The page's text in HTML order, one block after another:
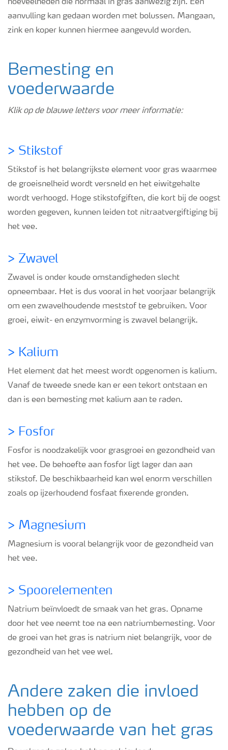
hoeveelheden die normaal in gras aanwezig zijn. Een
aanvulling kan gedaan worden met bolussen. Mangaan,
zink en koper kunnen hiermee aangevuld worden.
Bemesting en
voederwaarde
Klik op de blauwe letters voor meer informatie:
> Stikstof
Stikstof is het belangrijkste element voor gras waarmee
de groeisnelheid wordt versneld en het eiwitgehalte
wordt verhoogd. Hoge stikstofgiften, die kort bij de oogst
worden gegeven, kunnen leiden tot nitraatvergiftiging bij
het vee.
> Zwavel
Zwavel is onder koude omstandigheden slecht
opneembaar. Het is dus vooral in het voorjaar belangrijk
om een zwavelhoudende meststof te gebruiken. Voor
groei, eiwit- en enzymvorming is zwavel belangrijk.
> Kalium
Het element dat het meest wordt opgenomen is kalium.
Vanaf de tweede snede kan er een tekort ontstaan en
dan is een bemesting met kalium aan te raden.
> Fosfor
Fosfor is noodzakelijk voor grasgroei en gezondheid van
het vee. De behoefte aan fosfor ligt lager dan aan
stikstof. De beschikbaarheid kan wel enorm verschillen
zoals op ijzerhoudend fosfaat fixerende gronden.
> Magnesium
Magnesium is vooral belangrijk voor de gezondheid van
het vee.
> Spoorelementen
Natrium beïnvloedt de smaak van het gras. Opname
door het vee neemt toe na een natriumbemesting. Voor
de groei van het gras is natrium niet belangrijk, voor de
gezondheid van het vee wel.
Andere zaken die invloed
hebben op de
voederwaarde van het gras